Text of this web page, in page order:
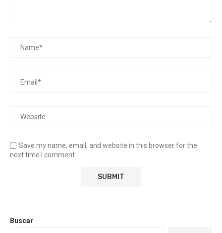
Save my name, email, and website in this browser for the
next time I comment.
Buscar